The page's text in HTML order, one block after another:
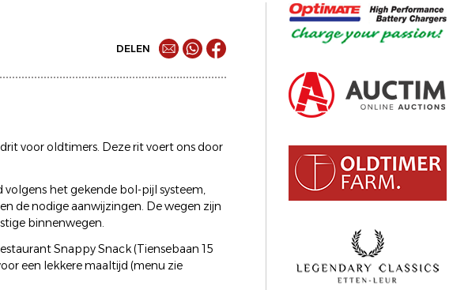
DELEN
voor oldtimers. Deze rit voert ons door
volgens het gekende bol-pijl systeem,
de nodige aanwijzingen. De wegen zijn
binnenwegen.
Snappy Snack (Tiensebaan 15
een lekkere maaltijd (menu zie